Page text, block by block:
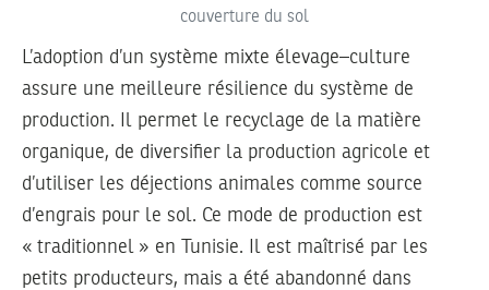
couverture du sol
L’adoption d’un système mixte élevage–culture
assure une meilleure résilience du système de
production. Il permet le recyclage de la matière
organique, de diversifier la production agricole et
d’utiliser les déjections animales comme source
d’engrais pour le sol. Ce mode de production est
« traditionnel » en Tunisie. Il est maîtrisé par les
petits producteurs, mais a été abandonné dans